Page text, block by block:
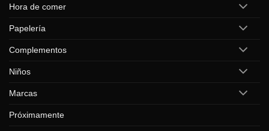
Hora de comer
Papelería
Complementos
Niños
Marcas
Próximamente